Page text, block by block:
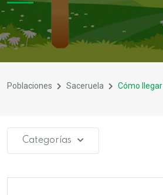
Poblaciones Saceruela Cómo llegar
Categorías